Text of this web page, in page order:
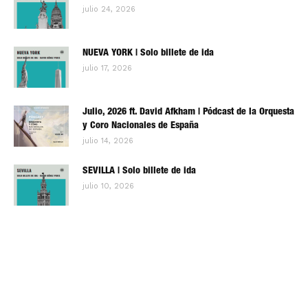
julio 24, 2026
NUEVA YORK | Solo billete de ida
julio 17, 2026
Julio, 2026 ft. David Afkham | Pódcast de la Orquesta
y Coro Nacionales de España
julio 14, 2026
SEVILLA | Solo billete de ida
julio 10, 2026